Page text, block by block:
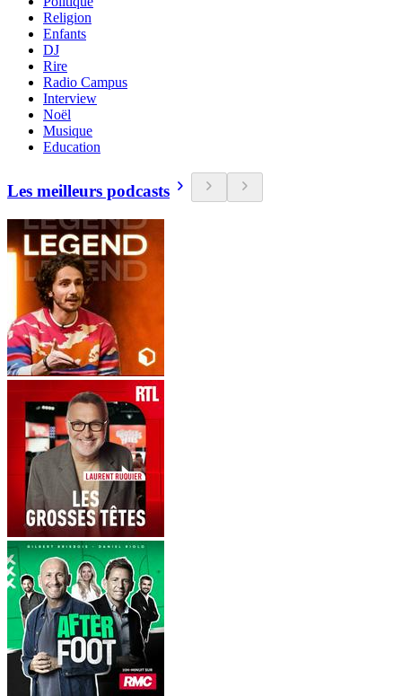
Religion
Enfants
DJ
Rire
Radio Campus
Interview
Noël
Musique
Education
Les meilleurs podcasts